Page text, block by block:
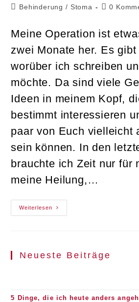
Autor:
veröffentlicht:
Beitrags-
Behinderung / Stoma
Beitrags-
0
Meine Operation ist
zwei Monate her. Es
worüber ich schreiben
möchte. Da sind viele
Ideen in meinem Kopf,
bestimmt interessieren
paar von Euch vielleicht
sein können. In den
brauchte ich Zeit nur für
meine Heilung,…
Weiterlesen
Meine
Top10
Mit
Neueste Beiträge
5 Dinge, die ich heute anders